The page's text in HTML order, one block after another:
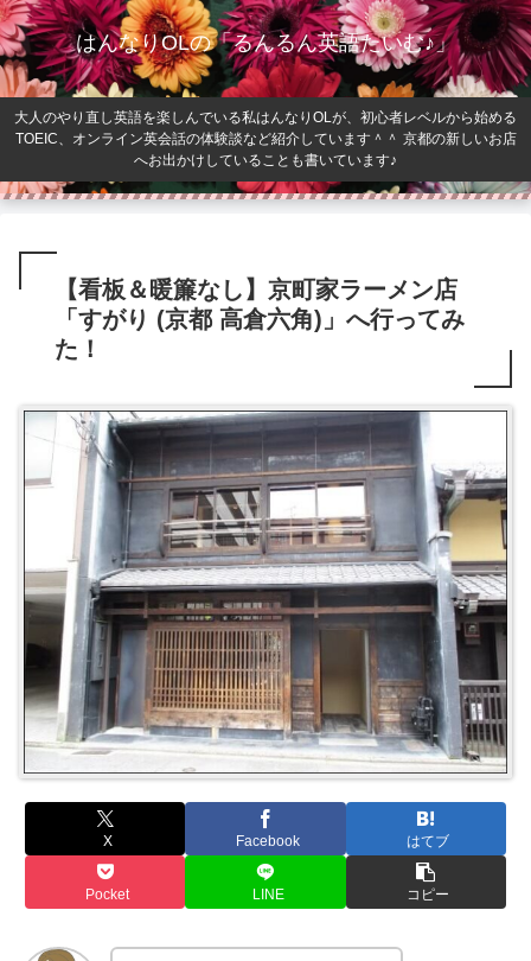
はんなりOLの「るんるん英語たいむ♪」
大人のやり直し英語を楽しんでいる私はんなりOLが、初心者レベルから始める
TOEIC、オンライン英会話の体験談など紹介しています＾＾ 京都の新しいお店
へお出かけしていることも書いています♪
【看板＆暖簾なし】京町家ラーメン店
「すがり (京都 高倉六角)」へ行ってみ
た！
X Facebook はてブ
Pocket LINE コピー